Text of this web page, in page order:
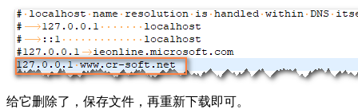
给它删除了，保存文件，再重新下载即可。